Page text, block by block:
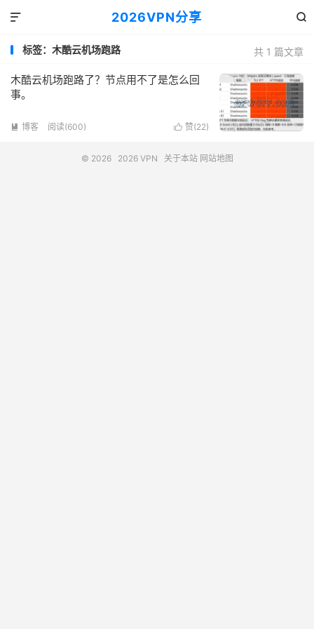
2026VPN分享 

共 1 篇文章
标签：木酷云机场跑路
木酷云机场跑路了？节点用不了是怎么回
事。
 赞(22)
 博客 阅读(600)
© 2026 2026 VPN 关于本站 网站地图